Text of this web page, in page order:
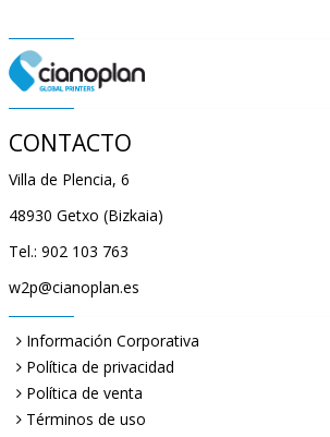
CONTACTO
Villa de Plencia, 6
48930 Getxo (Bizkaia)
Tel.: 902 103 763
w2p@cianoplan.es
Información Corporativa
Política de privacidad
Política de venta
Términos de uso